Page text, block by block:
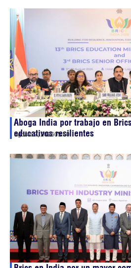
Aboga India por trabajo en
educativos resilientes
agosto 7, 202605:50